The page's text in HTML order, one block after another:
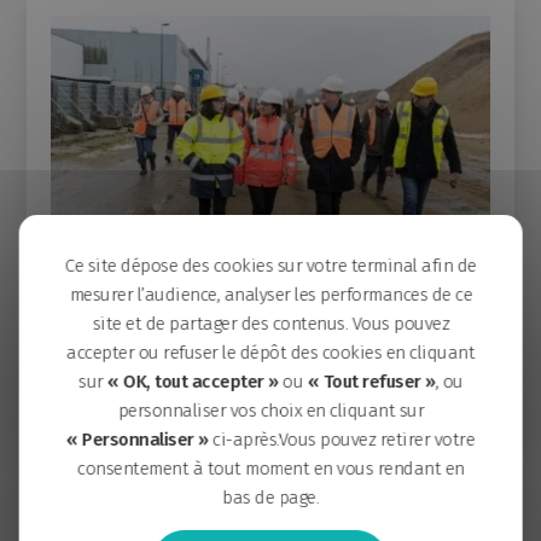
Le 8.03.2022
DOSSIER
[Portrait] Ces femmes qui aménagent
l’île de Nantes – Lena Cloarec
La Samoa a choisi la date du 8 mars, Journée des droits
des femmes, pour mettre en lumière le quotidien […]
Ce site dépose des cookies sur votre terminal afin de
mesurer l’audience, analyser les performances de ce
site et de partager des contenus. Vous pouvez
accepter ou refuser le dépôt des cookies en cliquant
sur« OK, tout accepter »ou « Tout refuser », ou
personnaliser vos choix en cliquant sur
« Personnaliser »ci-après.Vous pouvez retirer votre
consentement à tout moment en vous rendant en
bas de page.